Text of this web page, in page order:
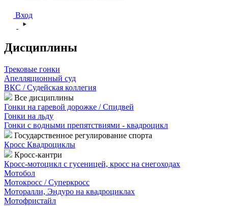
Вход
Дисциплины
Трековые гонки
Апелляционный суд
ВКС / Судейская коллегия
Все дисциплины
Гонки на гаревой дорожке / Спидвей
Гонки на льду
Гонки с водными препятствиями - квадроцикл
Государственное регулирование спорта
Кросс Квадроциклы
Кросс-кантри
Кросс-мотоцикл с гусеницей, кросс на снегоходах
Мотобол
Мотокросс / Суперкросс
Моторалли, Эндуро на квадроциклах
Мотофристайл